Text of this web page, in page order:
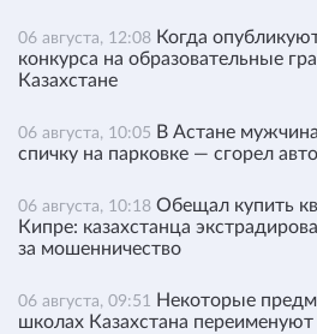
06 августа, 12:08 Когда
конкурса на образовательные
Казахстане
06 августа, 10:05 В Астане
спичку на парковке — сгорел
06 августа, 10:18 Обещал купить
Кипре: казахстанца
за мошенничество
06 августа, 09:51 Некоторые
школах Казахстана переименуют